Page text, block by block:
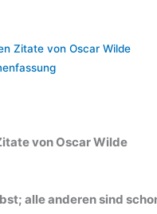
Zitate von Oscar Wilde
von Oscar Wilde
alle anderen sind